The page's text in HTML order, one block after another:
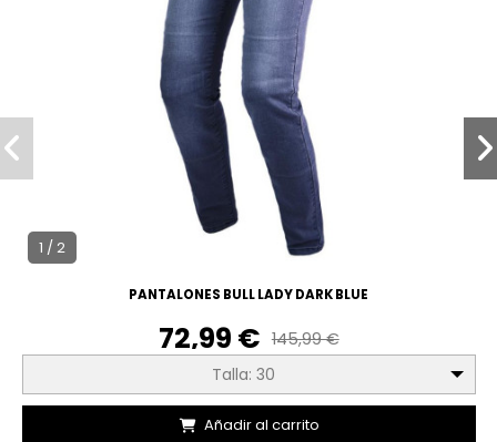
1 / 2
PANTALONES BULL LADY DARK BLUE
145,99 €
72,99 €
Talla: 30
Añadir al carrito